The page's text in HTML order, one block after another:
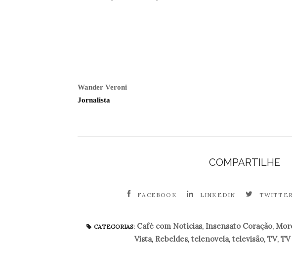
Wander Veroni
Jornalista
COMPARTILHE
FACEBOOK LINKEDIN TWITTER
CATEGORIAS: Café com Notícias, Insensato Coração,
Vista, Rebeldes, telenovela, televisão, TV,